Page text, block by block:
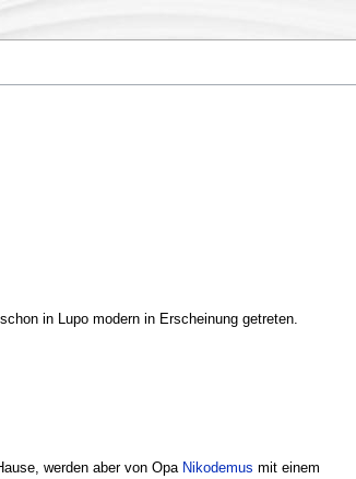
in Lupo modern in Erscheinung getreten.
werden aber von Opa Nikodemus mit einem